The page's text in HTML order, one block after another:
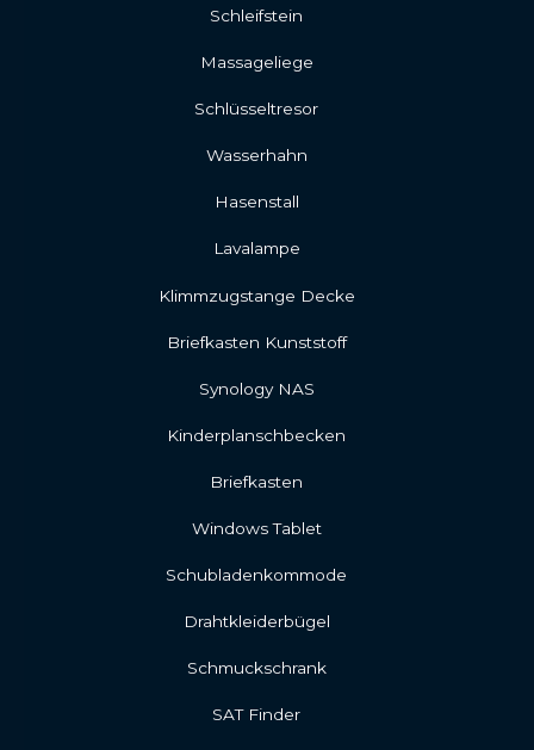
Schleifstein
Massageliege
Schlüsseltresor
Wasserhahn
Hasenstall
Lavalampe
Klimmzugstange Decke
Briefkasten Kunststoff
Synology NAS
Kinderplanschbecken
Briefkasten
Windows Tablet
Schubladenkommode
Drahtkleiderbügel
Schmuckschrank
SAT Finder